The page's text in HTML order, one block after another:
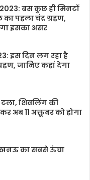
बस कुछ ही मिनटों
पहला चंद्र ग्रहण,
इसका असर
इस दिन लग रहा है
जानिए कहां देगा
टला, शिवलिंग की
अब 11 अक्तूबर को होगा
का सबसे ऊंचा